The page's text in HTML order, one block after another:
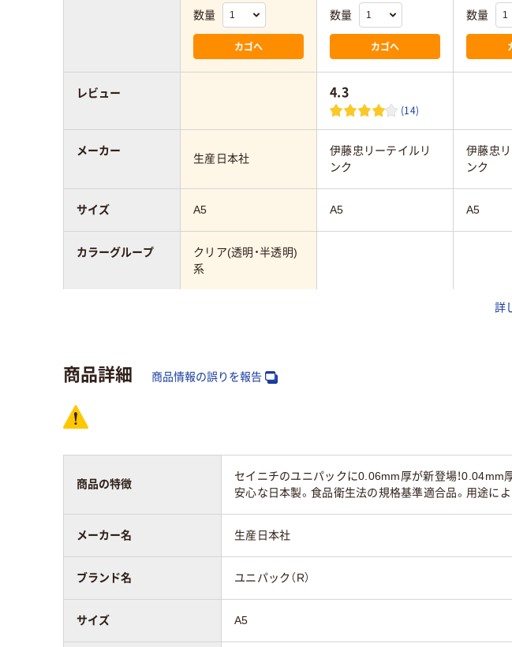
数量
カゴへ
数量
カゴへ
数量
4.3
(14)
生産日本社
伊藤忠リーテイルリ
ンク
伊藤忠
ンク
A5 A5 A5
クリア(透明・半透明)
系
LDPE（
レビュー
メーカー
サイズ
カラーグループ
アスクル商品環境
詳
商品詳細 商品情報の誤りを報告
商品の特徴
セイニチのユニパックに0.06mm厚が新登場！0.04mm
安心な日本製。食品衛生法の規格基準適合品。用途に
メーカー名 生産日本社
ブランド名 ユニパック（R）
サイズ A5